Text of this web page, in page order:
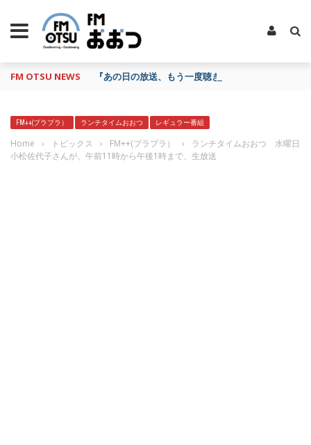
FM OTSU NEWS 『あの日の放送、もう一度聴きたいな…』にお応え
FM++(プラプラ） ランチタイムおおつ レギュラー番組
Home › トピックス › FM++(プラプラ） ›
ランチタイムおおつ 水曜日
小松佐代子さんが、午前11時から午後1時まで、生放送